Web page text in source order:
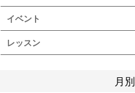
イベント
レッスン
月